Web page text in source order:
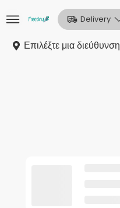
Αρχική
Delivery
Επιλέξτε μια διεύθυνση